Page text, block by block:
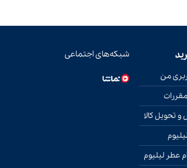
من
و تحویل کالا
عطر لیلیوم
شبکه‌های اجتماعی